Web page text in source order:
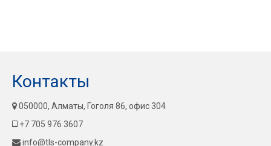
Контакты
050000, Алматы, Гоголя 86, офис 304
+7 705 976 3607
info@tls-company.kz